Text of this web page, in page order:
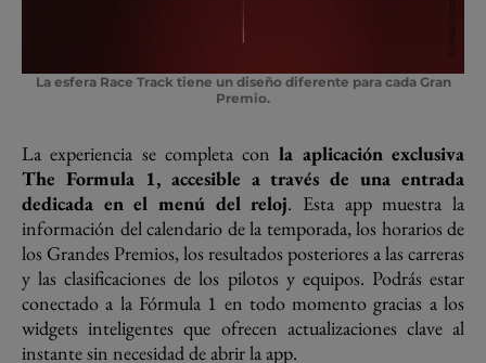
La esfera Race Track tiene un diseño diferente para cada Gran
Premio.
La experiencia se completa conla aplicación exclusiva
The Formula 1, accesible a través de una entrada
dedicada en el menú del reloj. Esta app muestra la
información del calendario de la temporada, los horarios de
los Grandes Premios, los resultados posteriores a las carreras
y las clasificaciones de los pilotos y equipos. Podrás estar
conectado a la Fórmula 1 en todo momento gracias a los
widgets inteligentes que ofrecen actualizaciones clave al
instante sin necesidad de abrir la app.